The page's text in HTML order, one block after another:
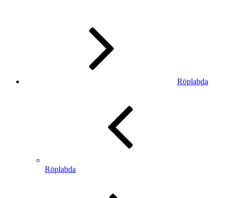
Röplabda
Röplabda